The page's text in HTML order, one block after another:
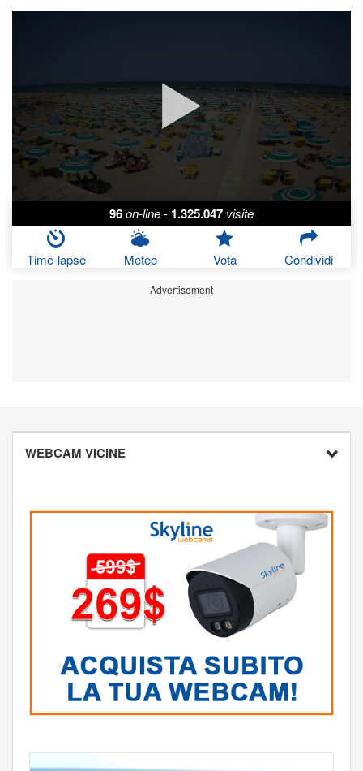
96on-line- 1.325.047 visite
Time-lapse Meteo Vota Condividi
Advertisement
WEBCAM VICINE